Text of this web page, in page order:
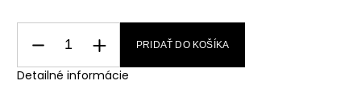
PRIDAŤ DO KOŠÍKA
Detailné informácie